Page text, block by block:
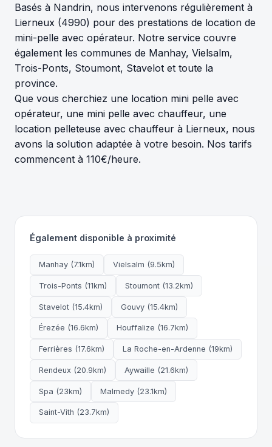
Basés à Nandrin, nous intervenons régulièrement à
Lierneux (4990) pour des prestations de location de
mini-pelle avec opérateur. Notre service couvre
également les communes de Manhay, Vielsalm,
Trois-Ponts, Stoumont, Stavelot et toute la
province.
Que vous cherchiez une location mini pelle avec
opérateur, une mini pelle avec chauffeur, une
location pelleteuse avec chauffeur à Lierneux, nous
avons la solution adaptée à votre besoin. Nos tarifs
commencent à 110€/heure.
Également disponible à proximité
Manhay (7.1km) Vielsalm (9.5km)
Trois-Ponts (11km) Stoumont (13.2km)
Stavelot (15.4km) Gouvy (15.4km)
Érezée (16.6km) Houffalize (16.7km)
Ferrières (17.6km) La Roche-en-Ardenne (19km)
Rendeux (20.9km) Aywaille (21.6km)
Spa (23km) Malmedy (23.1km)
Saint-Vith (23.7km)